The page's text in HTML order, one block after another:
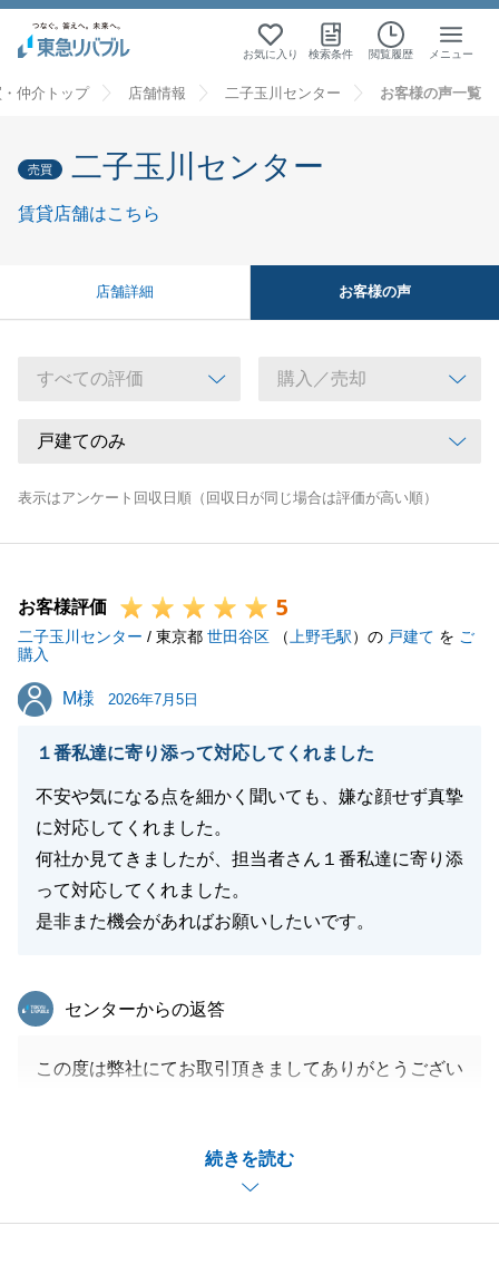
お気に入り 検索条件 閲覧履歴 メニュー
仲介トップ 店舗情報 二子玉川センター お客様の声一覧
売買 二子玉川センター
賃貸店舗はこちら
店舗詳細 お客様の声
表示はアンケート回収日順（回収日が同じ場合は評価が高い順）
お客様評価 5
二子玉川センター / 東京都 世田谷区 （ 上野毛駅）の 戸建て を ご
購入
M様
M様 2026年7月5日
１番私達に寄り添って対応してくれました
不安や気になる点を細かく聞いても、嫌な顔せず真摯
に対応してくれました。
何社か見てきましたが、担当者さん１番私達に寄り添
って対応してくれました。
是非また機会があればお願いしたいです。
続きを読む
東急リバブル
センターからの返答
この度は弊社にてお取引頂きましてありがとうござい
くご決済を終える事ができたと思っております。
M様のご購入のお手伝いができ、大変嬉しく思ってお
ります。